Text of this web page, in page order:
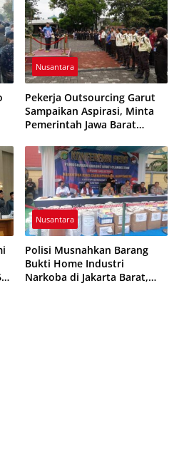
Nusantara
Pekerja Outsourcing Garut
Sampaikan Aspirasi, Minta
Pemerintah Jawa Barat
Nusantara
Polisi Musnahkan Barang
Bukti Home Industri
Narkoba di Jakarta Barat,